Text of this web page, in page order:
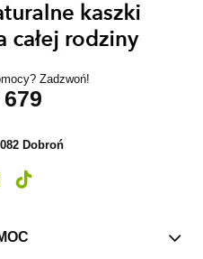
Zadzwoń!
Dobroń